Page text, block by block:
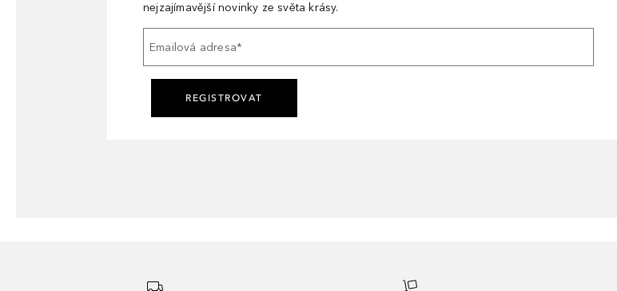
nejzajímavější novinky ze světa krásy.
Emailová adresa*
REGISTROVAT